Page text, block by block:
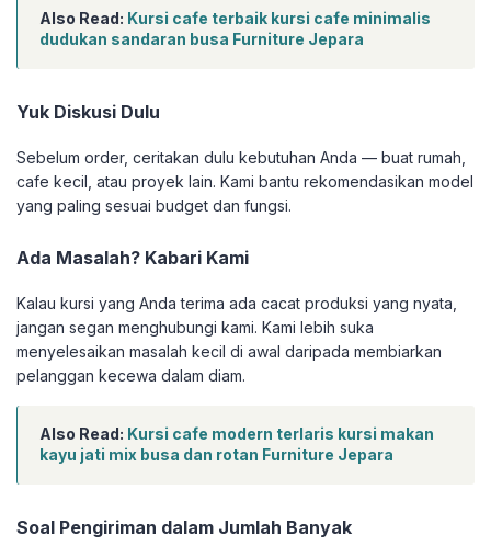
Also Read: Kursi cafe terbaik kursi cafe minimalis
dudukan sandaran busa Furniture Jepara
Yuk Diskusi Dulu
Sebelum order, ceritakan dulu kebutuhan Anda — buat rumah,
cafe kecil, atau proyek lain. Kami bantu rekomendasikan model
yang paling sesuai budget dan fungsi.
Ada Masalah? Kabari Kami
Kalau kursi yang Anda terima ada cacat produksi yang nyata,
jangan segan menghubungi kami. Kami lebih suka
menyelesaikan masalah kecil di awal daripada membiarkan
pelanggan kecewa dalam diam.
Also Read: Kursi cafe modern terlaris kursi makan
kayu jati mix busa dan rotan Furniture Jepara
Soal Pengiriman dalam Jumlah Banyak